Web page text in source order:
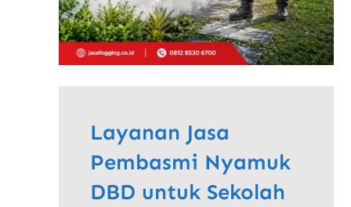
Layanan Jasa
Pembasmi Nyamuk
DBD untuk Sekolah